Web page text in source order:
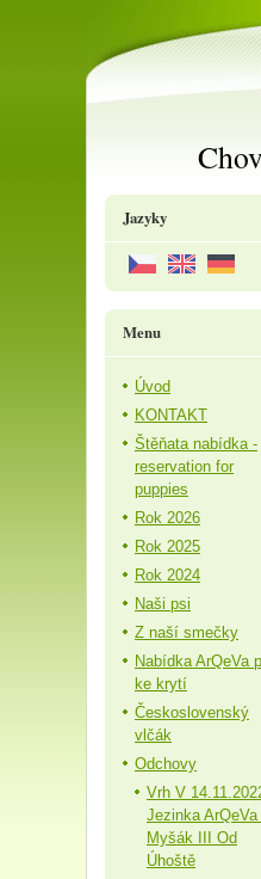
Jazyky
Menu
Úvod
KONTAKT
Štěňata nabídka -
reservation for
puppies
Rok 2026
Rok 2025
Rok 2024
Naši psi
Z naší smečky
Nabídka ArQeVa
ke krytí
Československý
vlčák
Odchovy
Vrh V
Jezinka ArQeVa
Myšák III Od
Úhoště